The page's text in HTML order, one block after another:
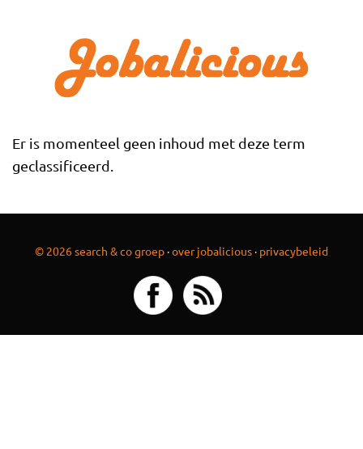
Er is momenteel geen inhoud met deze term
geclassificeerd.
© 2026 search & co groep ·over jobalicious · privacybeleid